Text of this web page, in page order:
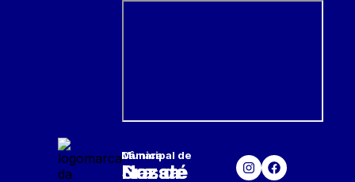
Câmara Municipal de
Nossa Sra. de Nazaré